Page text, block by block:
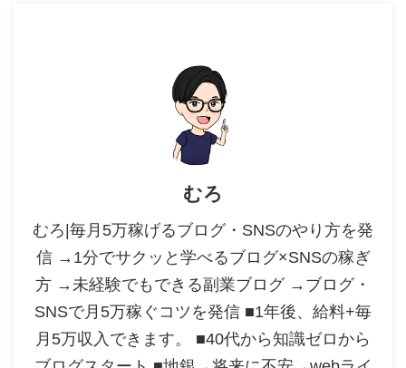
むろ
むろ|毎月5万稼げるブログ・SNSのやり方を発
信 →1分でサクッと学べるブログ×SNSの稼ぎ
方 →未経験でもできる副業ブログ →ブログ・
SNSで月5万稼ぐコツを発信 ■1年後、給料+毎
月5万収入できます。 ■40代から知識ゼロから